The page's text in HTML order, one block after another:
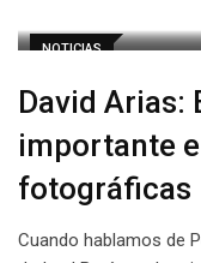
NOTICIAS
David Arias:
importante
fotográficas
Cuando hablamos de